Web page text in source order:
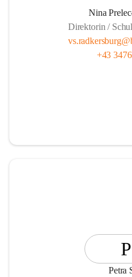
freitags von 13.00 bis 13.50
Es besteht für gemeldete
16.00. Seit 1. September
Klausel, dass auf Verlangen
Nina
Direktorin /
+43
Petra